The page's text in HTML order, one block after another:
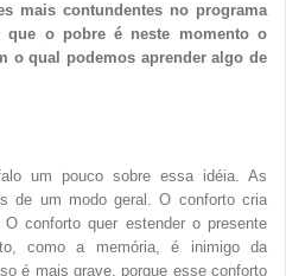
mais contundentes no programa
que o pobre é neste momento o
o qual podemos aprender algo de
um pouco sobre essa idéia. As
de um modo geral. O conforto cria
conforto quer estender o presente
como a memória, é inimigo da
é mais grave, porque esse conforto